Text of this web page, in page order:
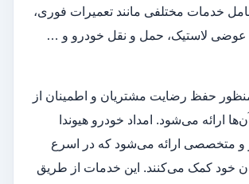
خدمات مختلفی مانند تعمیرات فوری،
عوضی لاستیک، حمل و نقل خودرو و …
حفظ رضایت مشتریان و اطمینان از
ارائه می‌شود. امداد خودرو هیوندا
و متخصصی ارائه می‌شود که در اسرع
خود کمک می‌کنند. این خدمات از طریق